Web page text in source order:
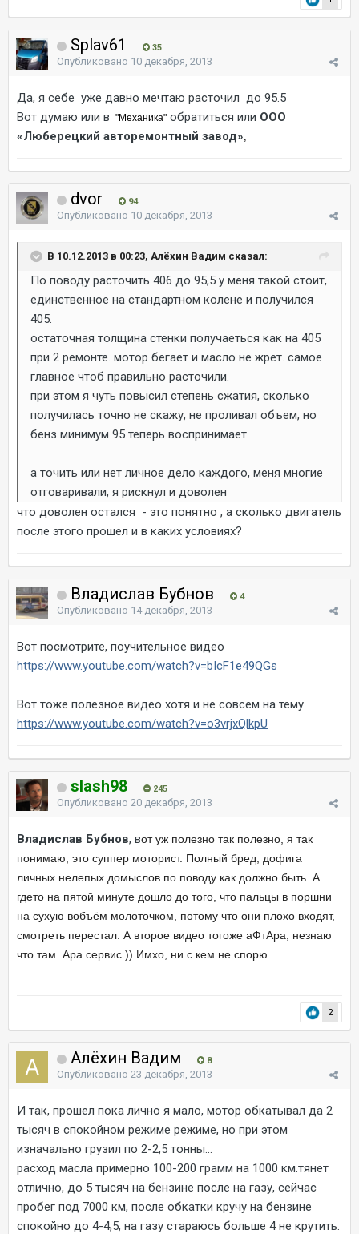
Splav61 35
Опубликовано 10 декабря, 2013
Да, я себе уже давно мечтаю расточил до 95.5
Вот думаю или в "Механика" обратиться или ООО
«Люберецкий авторемонтный завод»,
dvor 94
Опубликовано 10 декабря, 2013
В 10.12.2013 в 00:23, Алёхин Вадим сказал:
По поводу расточить 406 до 95,5 у меня такой стоит,
единственное на стандартном колене и получился
405.
остаточная толщина стенки получаеться как на 405
при 2 ремонте. мотор бегает и масло не жрет. самое
главное чтоб правильно расточили.
при этом я чуть повысил степень сжатия, сколько
получилась точно не скажу, не проливал объем, но
бенз минимум 95 теперь воспринимает.
а точить или нет личное дело каждого, меня многие
отговаривали, я рискнул и доволен
что доволен остался - это понятно , а сколько двигатель
после этого прошел и в каких условиях?
Владислав Бубнов 4
Опубликовано 14 декабря, 2013
Вот посмотрите, поучительное видео
https://www.youtube.com/watch?v=bIcF1e49QGs
Вот тоже полезное видео хотя и не совсем на тему
https://www.youtube.com/watch?v=o3vrjxQlkpU
slash98 245
Опубликовано 20 декабря, 2013
Владислав Бубнов, вот уж полезно так полезно, я так
понимаю, это суппер моторист. Полный бред, дофига
личных нелепых домыслов по поводу как должно быть. А
гдето на пятой минуте дошло до того, что пальцы в поршни
на сухую вобъём молоточком, потому что они плохо входят,
смотреть перестал. А второе видео тогоже аФтАра, незнаю
что там. Ара сервис )) Имхо, ни с кем не спорю.
2
Алёхин Вадим 8
Опубликовано 23 декабря, 2013
И так, прошел пока лично я мало, мотор обкатывал да 2
тысяч в спокойном режиме режиме, но при этом
изначально грузил по 2-2,5 тонны...
расход масла примерно 100-200 грамм на 1000 км.тянет
отлично, до 5 тысяч на бензине после на газу, сейчас
пробег под 7000 км, после обкатки кручу на бензине
спокойно до 4-4,5, на газу стараюсь больше 4 не крутить.